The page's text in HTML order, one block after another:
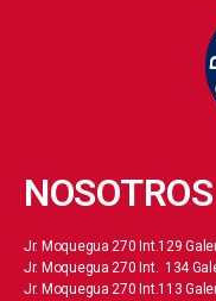
NOSOTROS
Jr. Moquegua 270 Int.129
Jr. Moquegua 270 Int. 134
Jr. Moquegua 270 Int.113